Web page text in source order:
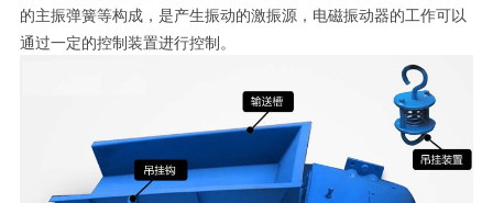
的主振弹簧等构成，是产生振动的激振源，电磁振动器的工作可以
通过一定的控制装置进行控制。